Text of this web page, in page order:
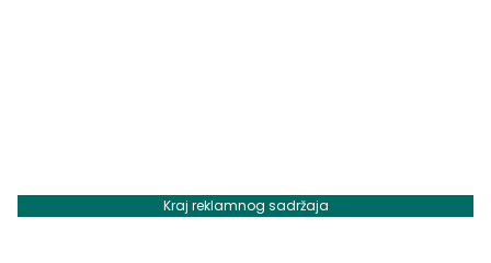
Kraj reklamnog sadržaja